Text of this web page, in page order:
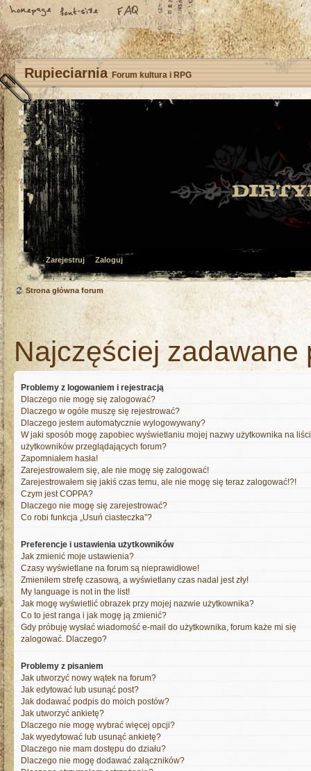
Rupieciarnia Forum kultura i RPG
Zarejestruj Zaloguj
Strona główna forum
Najczęściej zadawane
Problemy z logowaniem i rejestracją
Dlaczego nie mogę się zalogować?
Dlaczego w ogóle muszę się rejestrować?
Dlaczego jestem automatycznie wylogowywany?
W jaki sposób mogę zapobiec wyświetlaniu mojej nazwy użytkownika na
użytkowników przeglądających forum?
Zapomniałem hasła!
Zarejestrowałem się, ale nie mogę się zalogować!
Zarejestrowałem się jakiś czas temu, ale nie mogę się teraz zalogować!?!
Czym jest COPPA?
Dlaczego nie mogę się zarejestrować?
Co robi funkcja „Usuń ciasteczka”?
Preferencje i ustawienia użytkowników
Jak zmienić moje ustawienia?
Czasy wyświetlane na forum są nieprawidłowe!
Zmieniłem strefę czasową, a wyświetlany czas nadal jest zły!
My language is not in the list!
Jak mogę wyświetlić obrazek przy mojej nazwie użytkownika?
Co to jest ranga i jak mogę ją zmienić?
Gdy próbuję wysłać wiadomość e-mail do użytkownika, forum każe mi się
zalogować. Dlaczego?
Problemy z pisaniem
Jak utworzyć nowy wątek na forum?
Jak edytować lub usunąć post?
Jak dodawać podpis do moich postów?
Jak utworzyć ankietę?
Dlaczego nie mogę wybrać więcej opcji?
Jak wyedytować lub usunąć ankietę?
Dlaczego nie mam dostępu do działu?
Dlaczego nie mogę dodawać załączników?